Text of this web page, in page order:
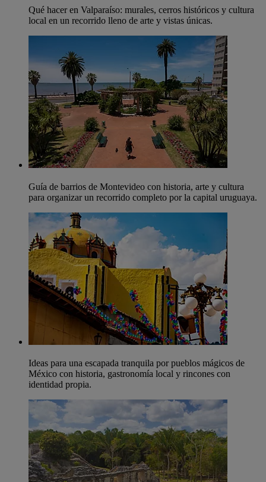
Qué hacer en Valparaíso: murales, cerros históricos y cultura
local en un recorrido lleno de arte y vistas únicas.
Guía de barrios de Montevideo con historia, arte y cultura
para organizar un recorrido completo por la capital uruguaya.
Ideas para una escapada tranquila por pueblos mágicos de
México con historia, gastronomía local y rincones con
identidad propia.